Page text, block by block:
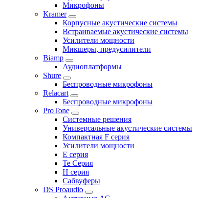
Микрофоны
Kramer
Корпусные акустические системы
Встраиваемые акустические системы
Усилители мощности
Микшеры, предусилители
Biamp
Аудиоплатформы
Shure
Беспроводные микрофоны
Relacart
Беспроводные микрофоны
ProTone
Системные решения
Универсальные акустические системы
Компактная F серия
Усилители мощности
E серия
Te Серия
H серия
Сабвуферы
DS Proaudio